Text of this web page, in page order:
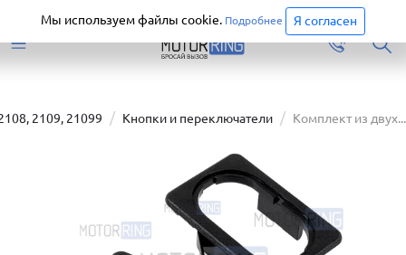
Перейти
2109, 21099 Кнопки и переключатели Комплект из двух...
Мы используем файлы cookie. Подробнее Я согласен